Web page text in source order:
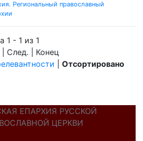
Региональный православный
1 - 1 из 1
| След. | Конец
Отсортировано
ЕПАРХИЯ РУССКОЙ
ЦЕРКВИ